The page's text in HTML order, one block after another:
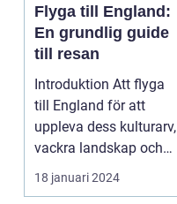
Flyga till England:
En grundlig guide
till resan
Introduktion Att flyga
till England för att
uppleva dess kulturarv,
vackra landskap och
pulserande s...
18 januari 2024